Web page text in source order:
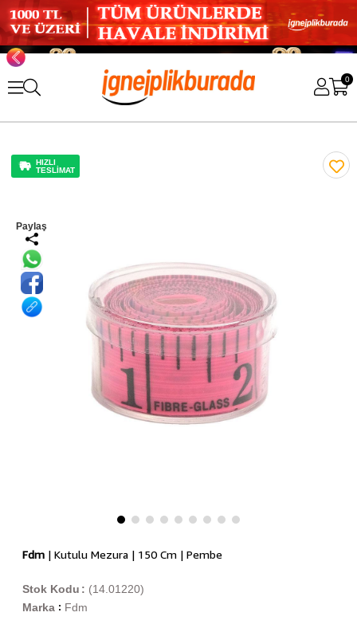
0
HIZLI
TESLİMAT
Paylaş
Fdm| Kutulu Mezura | 150 Cm | Pembe
(14.01220)
Stok Kodu
Marka : Fdm